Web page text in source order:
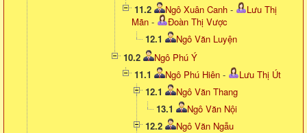
11.2
Ngô Xuân Canh -
Lưu Thị
Mãn -
Đoàn Thị Vược
12.1
Ngô Văn Luyện
10.2
Ngô Phú Ý
11.1
Ngô Phú Hiên -
Lưu Thị Út
12.1
Ngô Văn Thang
13.1
Ngô Văn Nội
12.2
Ngô Văn Ngẫu